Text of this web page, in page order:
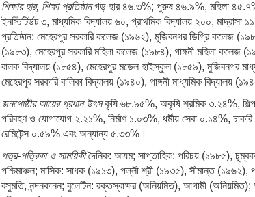
শিক্ষার হার, শিক্ষা প্রতিষ্ঠানগড় হার ৪৬.৩%; পুরুষ ৪৬.৯%, মহিলা
ইনস্টিটিউট ৩, মাধ্যমিক বিদ্যালয় ৬০, প্রাথমিক বিদ্যালয় ২০০, মাদ্রাসা
প্রতিষ্ঠান: মেহেরপুর সরকারি কলেজ (১৯৬২), মুজিবনগর ডিগ্রি কলেজ
(১৯৮৩), মেহেরপুর সরকারি মহিলা কলেজ (১৯৮৪), গাঙ্গনী মহিলা কলেজ
বালক বিদ্যালয় (১৮৫৪), মেহেরপুর মডেল হাইস্কুল (১৮৫৯), মুজিবনগর
মেহেরপুর সরকারি বালিকা বিদ্যালয় (১৯৪০), গাঙ্গনী মাধ্যমিক বিদ্যালয়
জনগোষ্ঠীর আয়ের প্রধান উৎসকৃষি ৬৮.৯৫%, অকৃষি শ্রমিক ৩.২৪%,
পরিবহণ ও যোগাযোগ ২.২১%, নির্মাণ ১.০৩%, ধর্মীয় সেবা ০.১৪%, চাকরি
রেমিটেন্স ০.৫৯% এবং অন্যান্য ৫.৩৩%।
পত্র-পত্রিকা ও সাময়িকীদৈনিক: আযম; সাপ্তাহিক: পরিচয় (১৯৮৫),
পশ্চিমাঞ্চল; মাসিক: সাধক (১৯১৩), পল্লী শ্রী (১৯৩৫), সীমান্ত (১৯৬২),
বসুমতি, নন্দনকানন; বুলেটিন: রক্তস্বাক্ষর (অনিয়মিত), আগামী